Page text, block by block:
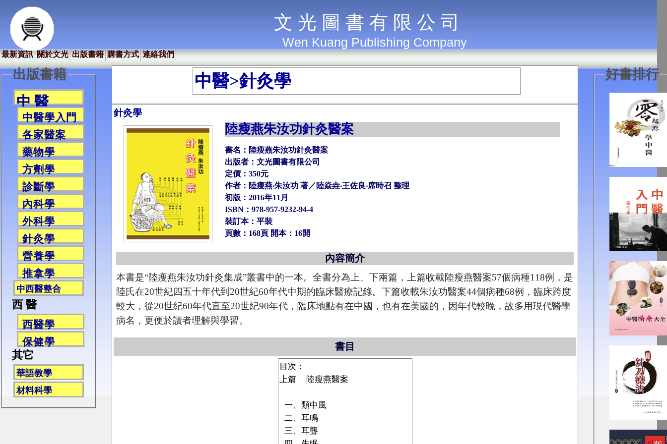
文 光 圖 書 有 限 公 司
Wen Kuang Publishing Company
最新資訊 關於文光 出版書籍 購書方式 連絡我們
出版書籍
中 醫
中醫學入門
各家醫案
藥物學
方劑學
診斷學
內科學
外科學
針灸學
營養學
推拿學
中西醫整合
西 醫
西醫學
保健學
其它
華語教學
材料科學
好書排行
中醫>針灸學
針灸學
陸瘦燕朱汝功針灸醫案
書名：陸瘦燕朱汝功針灸醫案
出版者：文光圖書有限公司
定價：350元
作者：陸瘦燕‧朱汝功 著／陸焱垚‧王佐良‧席時召 整理
初版：2016年11月
ISBN：978-957-9232-94-4
裝訂本：平裝
頁數：168頁 開本：16開
內容簡介
本書是“陸瘦燕朱汝功針灸集成”叢書中的一本。全書分為上、下兩篇，上篇收載陸瘦燕醫案57個病種118例，是
陸氏在20世紀四五十年代到20世紀60年代中期的臨床醫療記錄。下篇收載朱汝功醫案44個病種68例，臨床跨度
較大，從20世紀60年代直至20世紀90年代，臨床地點有在中國，也有在美國的，因年代較晚，故多用現代醫學
病名，更便於讀者理解與學習。
書目